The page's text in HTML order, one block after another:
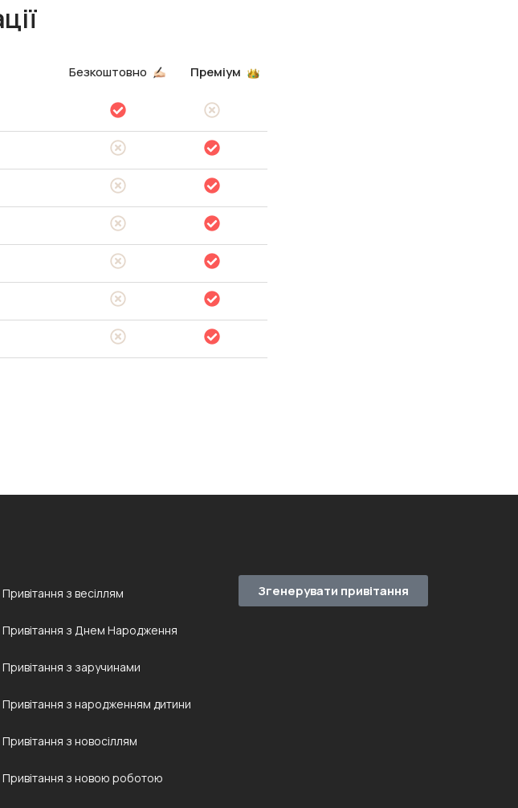
Безкоштовно Преміум
Привітання з весіллям
Привітання з Днем Народження
Привітання з заручинами
Привітання з народженням дитини
Привітання з новосіллям
Привітання з новою роботою
Згенерувати привітання